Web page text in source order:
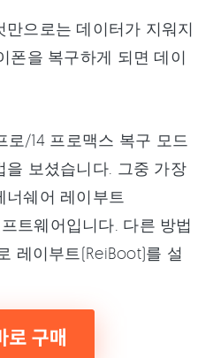
으로는 데이터가 지워지
폰을 복구하게 되면 데이
로/14 프로맥스 복구 모드
보셨습니다. 그중 가장
쉐어 레이부트
트웨어입니다. 다른 방법
레이부트(ReiBoot)를 설